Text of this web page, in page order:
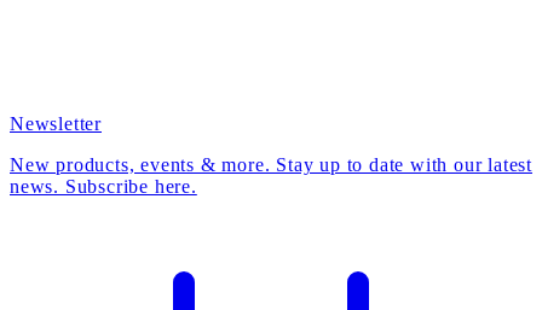
Newsletter
New products, events & more. Stay up to date with our latest
news. Subscribe here.